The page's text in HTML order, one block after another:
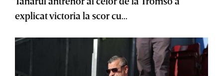
explicat victoria la scor cu...